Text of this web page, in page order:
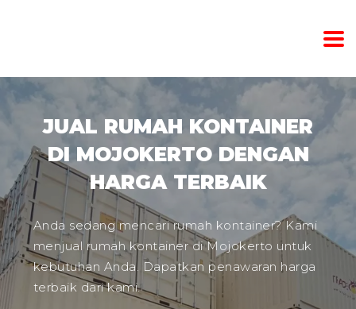
JUAL RUMAH KONTAINER
DI MOJOKERTO DENGAN
HARGA TERBAIK
Anda sedang mencari rumah kontainer? Kami
menjual rumah kontainer di Mojokerto untuk
kebutuhan Anda. Dapatkan penawaran harga
terbaik dari kami.